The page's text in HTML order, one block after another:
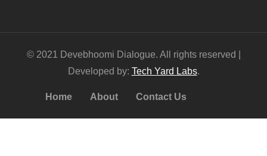
© 2021 Devebhoomi Dialogue. All rights reserved |
Developed by: Tech Yard Labs.
Home About Contact Us